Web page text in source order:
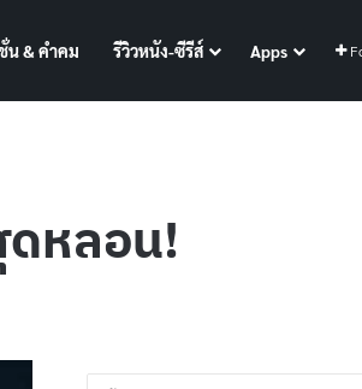
น & คำคม รีวิวหนัง-ซีรีส์ Apps
ดหลอน!